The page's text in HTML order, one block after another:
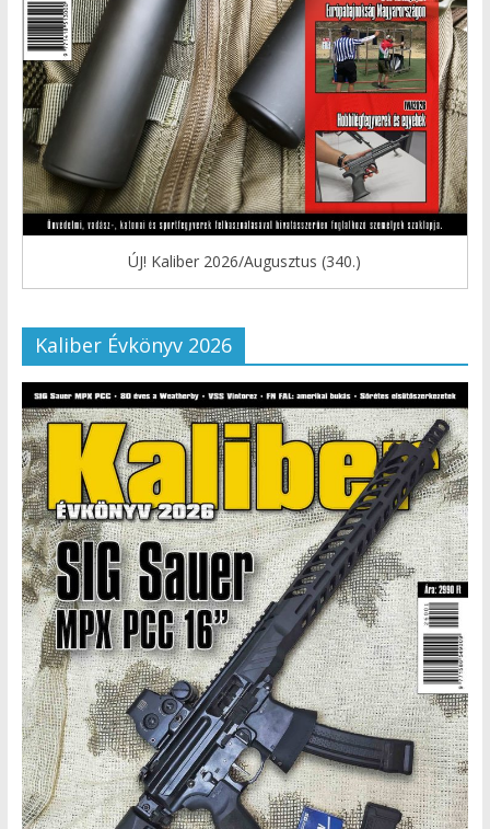
ÚJ! Kaliber 2026/Augusztus (340.)
Kaliber Évkönyv 2026